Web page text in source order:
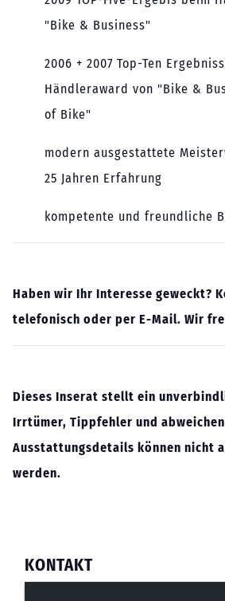
"Bike & Business"
2006 + 2007 Top-Ten
Händleraward von "Bike &
of Bike"
modern ausgestattete
25 Jahren Erfahrung
kompetente und freundliche
Haben wir Ihr Interesse geweckt?
telefonisch oder per E-Mail. Wir
Dieses Inserat stellt ein
Irrtümer, Tippfehler und
Ausstattungsdetails können nicht
werden.
KONTAKT